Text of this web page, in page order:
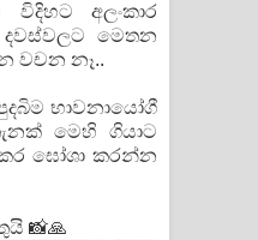
පද පෙළ
- සිහින ගීතයේ පද
- ෆාදර් ගීතයේ පද
අලංකාර
මෙතන
වචන නෑ..
භාවනායෝගී
මෙහි ගියාට
ඝෝශා කරන්න
📸🙏